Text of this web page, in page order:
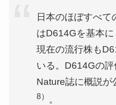
日本のほぼすべて
はD614Gを基本に
現在の流行株も
いる。D614Gの評
Nature誌に概説が
8） 。